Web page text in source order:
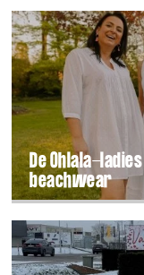
De Ohlala-
beachwear